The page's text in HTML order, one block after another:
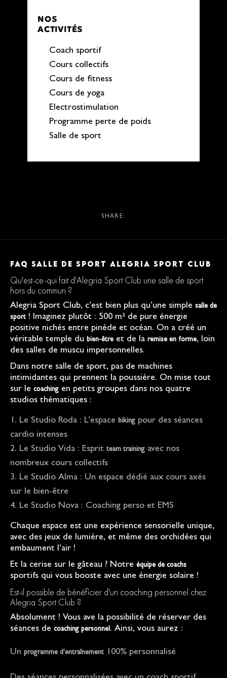
NOS
ACTIVITÉS
Coach sportif
Cours collectifs
Cours de fitness
Cours de yoga
Electrostimulation
Programme perte de poids
Salle de sport
SHARE:
FAQ SALLE DE SPORT ALEGRIA SPORT CLUB
Qu'est-ce-qui fait d'Alegria Sport Club une salle de sport
hors du commun ?
Alegria Sport Club, c’est bien plus qu’une simple salle de
sport ! Imaginez plutôt : 500 m² de pure énergie
positive nichés entre pinède et océan. On a créé un
véritable temple du bien-être et de la remise en forme, loin
des salles de muscu impersonnelles.
Dans notre salle de sport, pas de machines
intimidantes qui prennent la poussière. On mise tout
sur le coaching en petits groupes dans nos quatre
studios thématiques :
Le Studio Roda : L’espace biking pour des séances
cardio intenses
Le Studio Vida : Esprit team training avec nos
nombreux cours collectifs
Le Studio Alma : Un espace dédié aux cours axés
sur le bien-être
Le Studio Nova : Coaching perso et EMS
Chaque espace est une expérience sensorielle unique,
avec des jeux de lumière, et même des orchidées qui
embaument l’air !
Et la cerise sur le gâteau ? Notre équipe de coachs
sportifs qui vous booste avec une énergie solaire !
Est-il possible de bénéficier d'un coaching personnel chez
Alegria Sport Club ?
Absolument ! Vous ave la possibilité de réserver des
séances de coaching personnel. Ainsi, vous aurez :
Un programme d’entraînement 100% personnalisé